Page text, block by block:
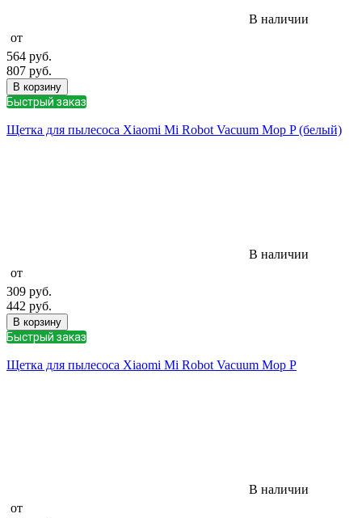
В наличии
от
564 руб.
807 руб.
В корзину
Быстрый заказ
Щетка для пылесоса Xiaomi Mi Robot Vacuum Mop P (белый)
В наличии
от
309 руб.
442 руб.
В корзину
Быстрый заказ
Щетка для пылесоса Xiaomi Mi Robot Vacuum Mop P
В наличии
от